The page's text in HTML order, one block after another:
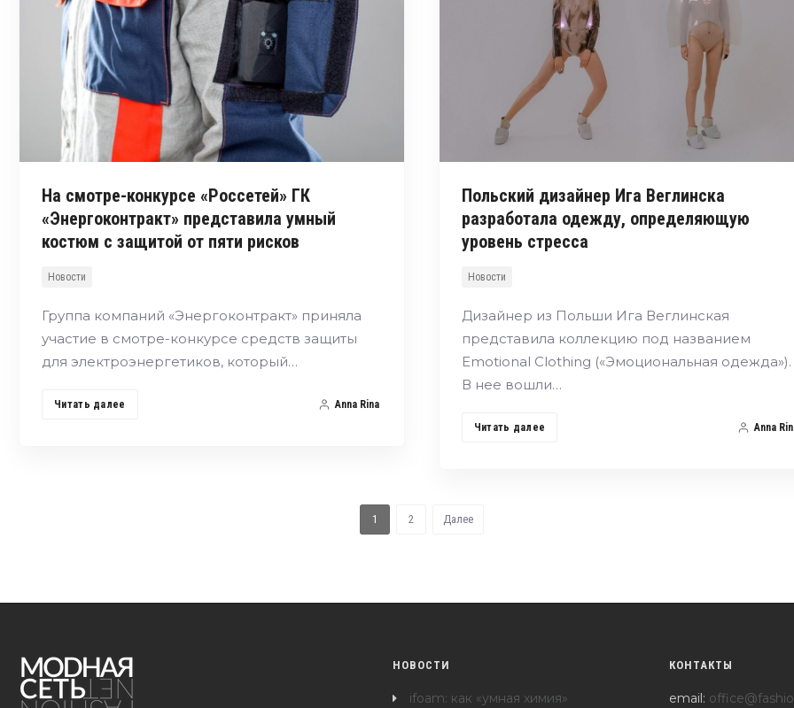
На смотре-конкурсе «Россетей» ГК
«Энергоконтракт» представила умный
костюм с защитой от пяти рисков
Новости
Группа компаний «Энергоконтракт» приняла
участие в смотре-конкурсе средств защиты
для электроэнергетиков, который…
Читать далее Anna Rina
Польский дизайнер Ига Веглинска
разработала одежду, определяющую
уровень стресса
Новости
Дизайнер из Польши Ига Веглинская
представила коллекцию под названием
Emotional Clothing («Эмоциональная одежда»).
В нее вошли…
Читать далее Anna
1 2 Далее
НОВОСТИ
ifoam: как «умная химия»
КОНТАКТЫ
email: